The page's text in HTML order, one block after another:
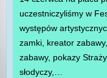
uczestniczyliśmy w
występów
zamki, kreator
zabawy, pokazy
słodyczy,…